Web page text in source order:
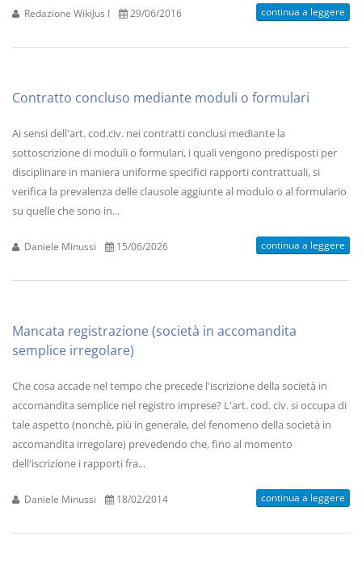
Redazione WikiJus I 29/06/2016 continua a leggere
Contratto concluso mediante moduli o formulari
Ai sensi dell'art. cod.civ. nei contratti conclusi mediante la
sottoscrizione di moduli o formulari, i quali vengono predisposti per
disciplinare in maniera uniforme specifici rapporti contrattuali, si
verifica la prevalenza delle clausole aggiunte al modulo o al formulario
su quelle che sono in...
Daniele Minussi 15/06/2026 continua a leggere
Mancata registrazione (società in accomandita
semplice irregolare)
Che cosa accade nel tempo che precede l'iscrizione della società in
accomandita semplice nel registro imprese? L'art. cod. civ. si occupa di
tale aspetto (nonchè, più in generale, del fenomeno della società in
accomandita irregolare) prevedendo che, fino al momento
dell'iscrizione i rapporti fra...
Daniele Minussi 18/02/2014 continua a leggere